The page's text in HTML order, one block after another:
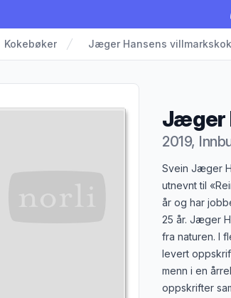
Kokebøker Jæger Hansens
Jæger
2019,
Svein Jæger
utnevnt til
år og har
25 år. Jæger
fra naturen. I
levert
menn i en
oppskrifter